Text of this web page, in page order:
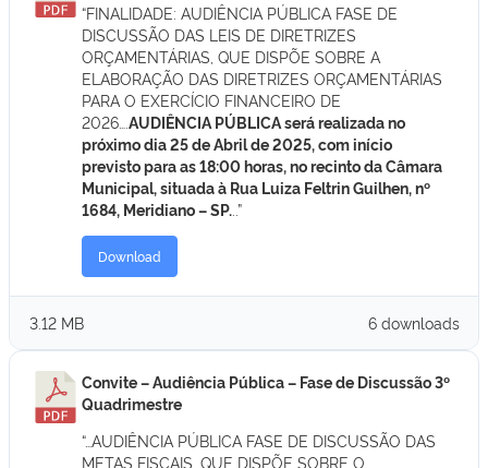
“FINALIDADE: AUDIÊNCIA PÚBLICA FASE DE
DISCUSSÃO DAS LEIS DE DIRETRIZES
ORÇAMENTÁRIAS, QUE DISPÕE SOBRE A
ELABORAÇÃO DAS DIRETRIZES ORÇAMENTÁRIAS
PARA O EXERCÍCIO FINANCEIRO DE
2026…. AUDIÊNCIA PÚBLICA será realizada no
próximo dia 25 de Abril de 2025, com início
previsto para as 18:00 horas, no recinto da Câmara
Municipal, situada à Rua Luiza Feltrin Guilhen, nº
1684, Meridiano – SP. ..”
Download
6 downloads
3.12 MB
Convite – Audiência Pública – Fase de Discussão 3º
Quadrimestre
“…AUDIÊNCIA PÚBLICA FASE DE DISCUSSÃO DAS
METAS FISCAIS, QUE DISPÕE SOBRE O